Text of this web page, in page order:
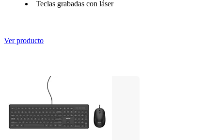
Teclas grabadas con láser
Ver producto